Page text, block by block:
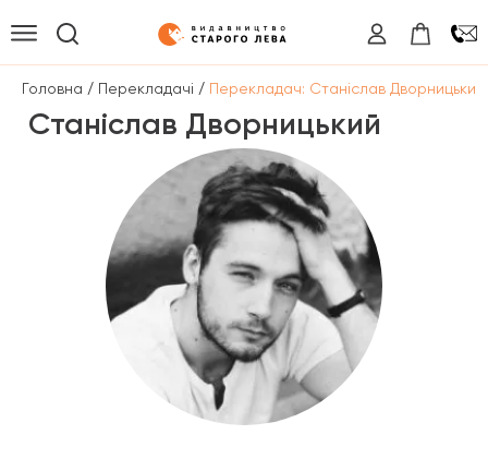
Головна / Перекладачі / Перекладач: Станіслав Дворницький
Станіслав Дворницький